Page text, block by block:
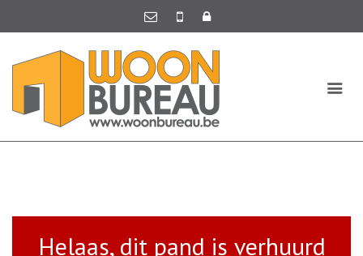
Helaas, dit pand is verhuurd